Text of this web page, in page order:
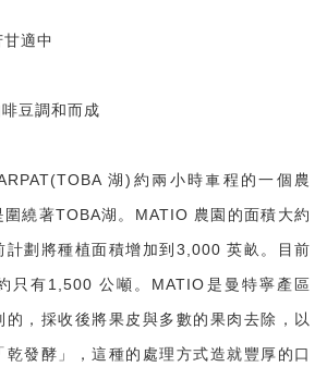
適中
豆調和而成
湖)約兩小時車程的一個農
圍繞著TOBA湖。MATIO 農園的面積大約
劃將種植面積增加到3,000 英畝。目前
只有1,500 公噸。MATIO是曼特寧產區
，採收後將果皮與多數的果肉去除，以
發酵」，這種的處理方式造就豐厚的口